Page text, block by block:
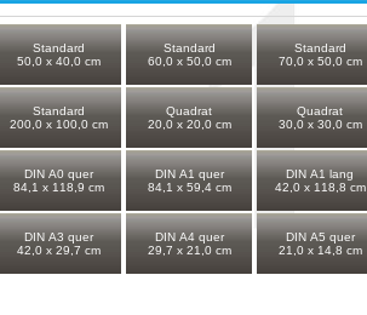
Standard
50,0 x 40,0 cm
Standard
60,0 x 50,0 cm
Standard
70,0 x 50,0 cm
Standard
200,0 x 100,0 cm
Quadrat
20,0 x 20,0 cm
Quadrat
30,0 x 30,0 cm
DIN A0 quer
84,1 x 118,9 cm
DIN A1 quer
84,1 x 59,4 cm
DIN A1 lang
42,0 x 118,8 cm
DIN A3 quer
42,0 x 29,7 cm
DIN A4 quer
29,7 x 21,0 cm
DIN A5 quer
21,0 x 14,8 cm